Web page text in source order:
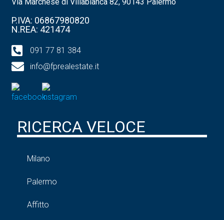
P.IVA: 06867980820
N.REA: 421474
091 77 81 384
info@fprealestate.it
RICERCA VELOCE
Milano
Palermo
Affitto